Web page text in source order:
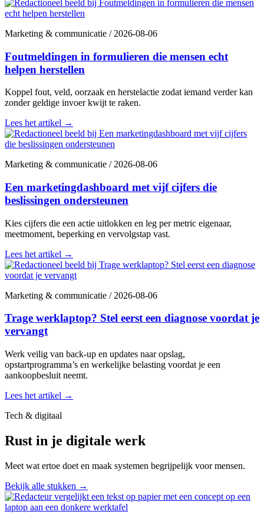
Marketing & communicatie /2026-08-06
Foutmeldingen in formulieren die mensen echt
helpen herstellen
Koppel fout, veld, oorzaak en herstelactie zodat iemand verder kan
zonder geldige invoer kwijt te raken.
Lees het artikel →
Marketing & communicatie /2026-08-06
Een marketingdashboard met vijf cijfers die
beslissingen ondersteunen
Kies cijfers die een actie uitlokken en leg per metric eigenaar,
meetmoment, beperking en vervolgstap vast.
Lees het artikel →
Marketing & communicatie /2026-08-06
Trage werklaptop? Stel eerst een diagnose voordat je
vervangt
Werk veilig van back-up en updates naar opslag,
opstartprogramma’s en werkelijke belasting voordat je een
aankoopbesluit neemt.
Lees het artikel →
Tech & digitaal
Rust in je digitale werk
Meet wat ertoe doet en maak systemen begrijpelijk voor mensen.
Bekijk alle stukken →